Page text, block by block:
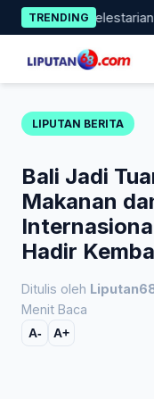
Skip
to
content
TRENDING
Nyata Pelestarian
LIPUTAN BERITA
Bali Jadi
Makanan
Hadir
Ditulis oleh
Menit Baca
A- A+